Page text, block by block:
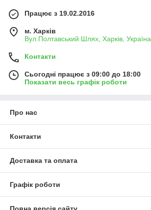
Працює з 19.02.2016
м. Харків
Вул.Полтавський Шлях, Харків, Україна
Контакти
Сьогодні працює з 09:00 до 18:00
Показати весь графік роботи
Про нас
Контакти
Доставка та оплата
Графік роботи
Повна версія сайту